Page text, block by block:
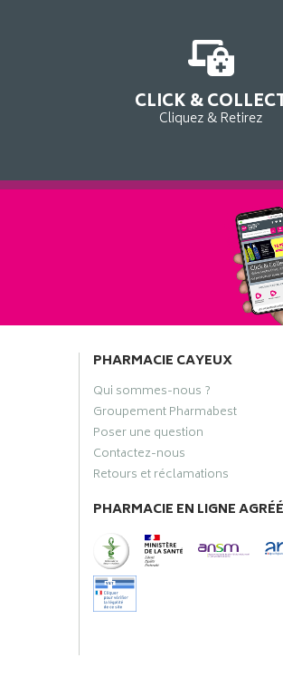
CLICK &
Cliquez & Retirez
PHARMACIE CAYEUX
Qui sommes-nous ?
Groupement Pharmabest
Poser une question
Contactez-nous
Retours et réclamations
PHARMACIE EN LIGNE